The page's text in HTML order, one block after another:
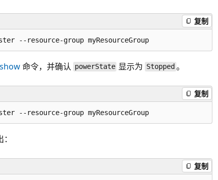
复制
命令，并确认 powerState 显示为 Stopped 。
复制
复制